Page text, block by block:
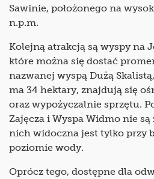
Sawinie, położonego na
n.p.m.
Kolejną atrakcją są wyspy na
które można się dostać
nazwanej wyspą Dużą
ma 34 hektary, znajdują się
oraz wypożyczalnie sprzętu.
Zajęcza i Wyspa Widmo nie są
nich widoczna jest tylko przy
poziomie wody.
Oprócz tego, dostępne dla